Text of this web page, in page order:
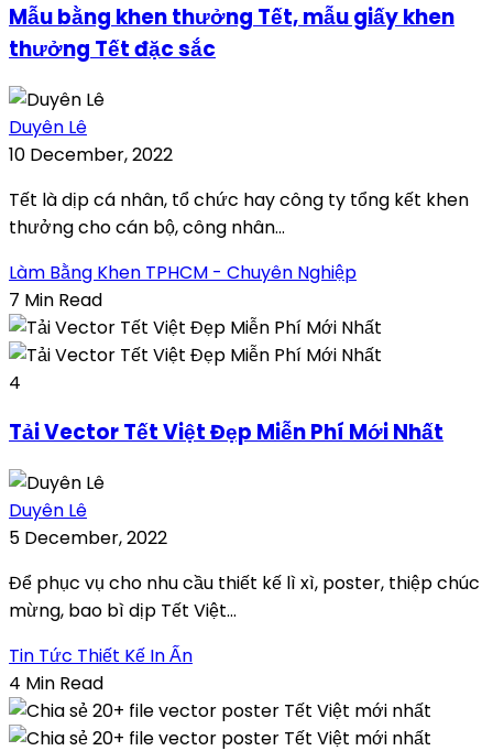
Mẫu bằng khen thưởng Tết, mẫu giấy khen
thưởng Tết đặc sắc
Duyên Lê
10 December, 2022
Tết là dịp cá nhân, tổ chức hay công ty tổng kết khen
thưởng cho cán bộ, công nhân...
Làm Bằng Khen TPHCM - Chuyên Nghiệp
7 Min Read
4
Tải Vector Tết Việt Đẹp Miễn Phí Mới Nhất
Duyên Lê
5 December, 2022
Để phục vụ cho nhu cầu thiết kế lì xì, poster, thiệp chúc
mừng, bao bì dịp Tết Việt...
Tin Tức Thiết Kế In Ấn
4 Min Read